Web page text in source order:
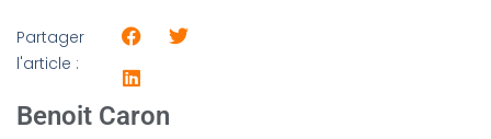
Partager
l'article :
Benoit Caron